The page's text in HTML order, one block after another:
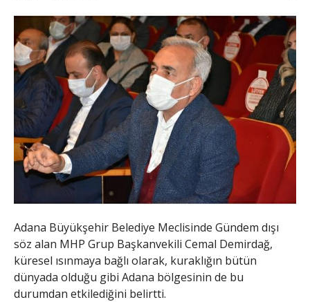
Adana Büyükşehir Belediye Meclisinde Gündem dışı
söz alan MHP Grup Başkanvekili Cemal Demirdağ,
küresel ısınmaya bağlı olarak, kuraklığın bütün
dünyada olduğu gibi Adana bölgesinin de bu
durumdan etkilediğini belirtti.